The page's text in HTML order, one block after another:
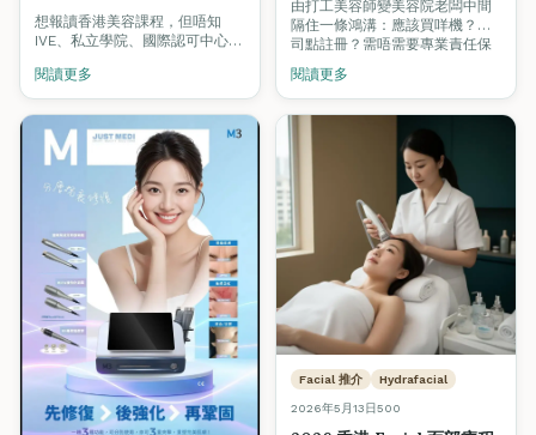
指南（VTCT・ITEC・
TQUK 認證學院實用對照）
想報讀香港美容課程，但唔知
IVE、私立學院、國際認可中心之
則（國際認證、班級規模、考試
合格率、光牌可否、就業支援、
韓國證書、價格透明度、開課保
證、教學語言）幫你建立揀學院
嘅完整框架，並附上 Fine Arts
International Academy 嘅實際
數據作對照參考。
閱讀更多
Academy 認可
由打工美容師變美容院老闆中間
隔住一條鴻溝：應該買咩機？公
司點註冊？需唔需要專業責任保
險？租邊區先有客？我哋全新推
出嘅「美容創業孵化計劃」由
SkinLab 贊助器材優惠，Fine
由器材採購、公司註冊、商業保
險、選址，到客源建立全程陪
閱讀更多
Facial 推介 Hydrafacial
2026年5月13日500